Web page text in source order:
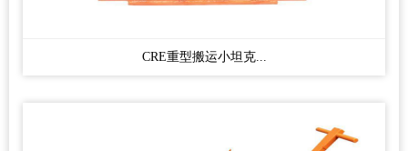
CRE重型搬运小坦克...